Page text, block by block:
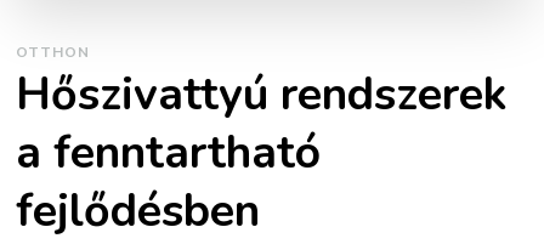
OTTHON
Hőszivattyú rendszerek
a fenntartható
fejlődésben